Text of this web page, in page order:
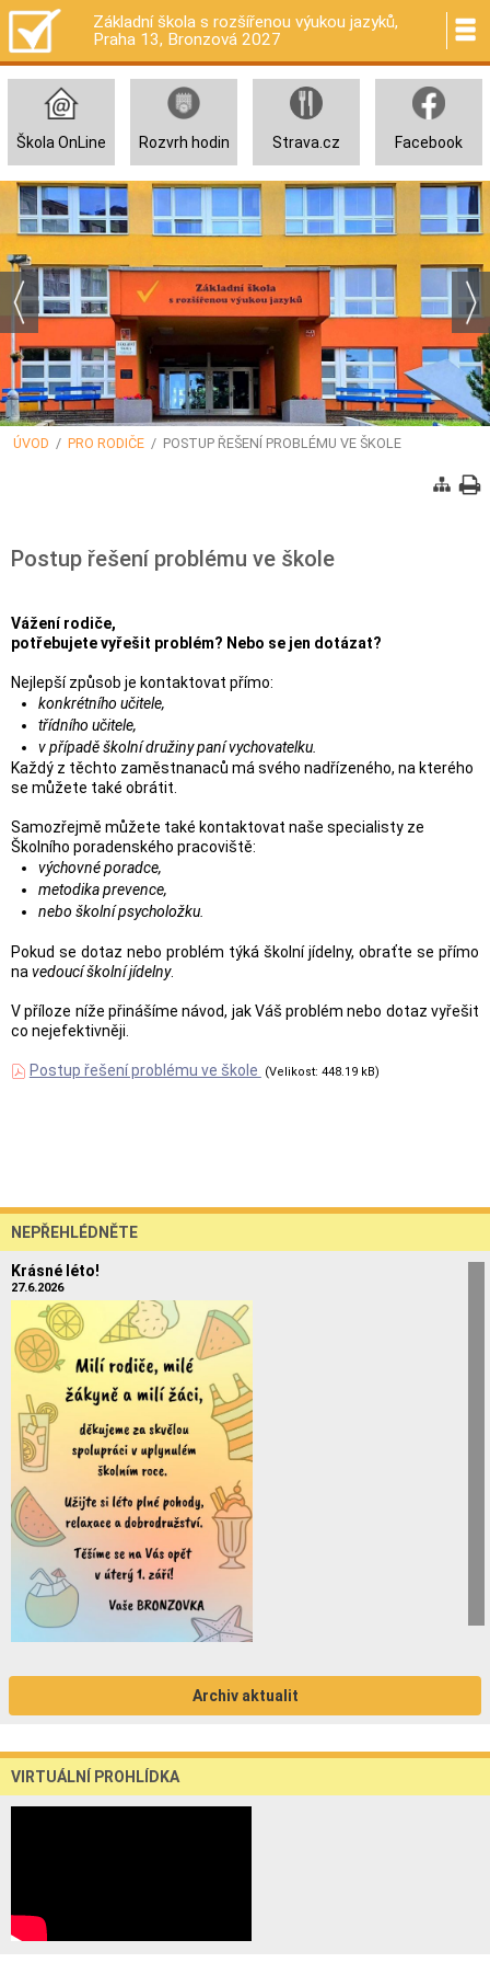
Škola OnLine Rozvrh hodin Strava.cz Facebook
Základní škola s rozšířenou výukou jazyků,
Praha 13, Bronzová 2027
ÚVOD / PRO RODIČE / POSTUP ŘEŠENÍ PROBLÉMU VE ŠKOLE
Postup řešení problému ve škole
Vážení rodiče,
potřebujete vyřešit problém? Nebo se jen dotázat?
Nejlepší způsob je kontaktovat přímo:
konkrétního učitele,
třídního učitele,
v případě školní družiny paní vychovatelku.
Každý z těchto zaměstnanaců má svého nadřízeného, na kterého
se můžete také obrátit.
Samozřejmě můžete také kontaktovat naše specialisty ze
Školního poradenského pracoviště:
výchovné poradce,
metodika prevence,
nebo školní psycholožku.
Pokud se dotaz nebo problém týká školní jídelny, obraťte se přímo
na vedoucí školní jídelny.
V příloze níže přinášíme návod, jak Váš problém nebo dotaz vyřešit
co nejefektivněji.
Postup řešení problému ve škole (Velikost: 448.19 kB)
NEPŘEHLÉDNĚTE
Krásné léto!
27.6.2026
Archiv aktualit
VIRTUÁLNÍ PROHLÍDKA